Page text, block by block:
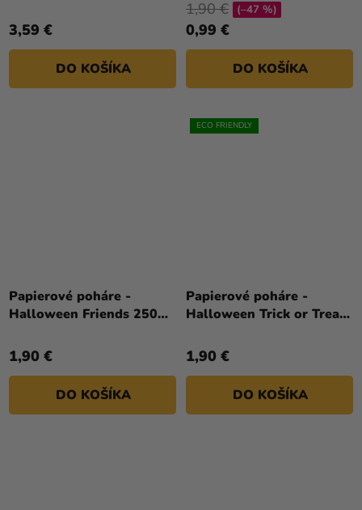
3,59 €
DO KOŠÍKA
ks
0,99 €
1,90 € (–47 %)
DO KOŠÍKA
Papierové poháre -
Halloween Friends 250
1,90 €
DO KOŠÍKA
ECO FRIENDLY
Papierové poháre -
Halloween Trick or Treat
1,90 €
DO KOŠÍKA